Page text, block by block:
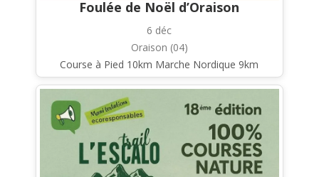
Foulée de Noël d’Oraison
6 déc
Oraison (04)
Course à Pied 10km Marche Nordique 9km